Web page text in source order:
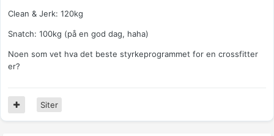
Clean & Jerk: 120kg
Snatch: 100kg (på en god dag, haha)
Noen som vet hva det beste styrkeprogrammet for en crossfitter
er?
Siter